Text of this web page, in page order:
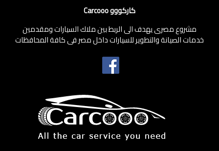
كاركووو Carcooo
مشروع مصرى يهدف الى الربط بين ملاك السيارات ومقدمين
خدمات الصيانة والتطوير للسيارات داخل مصر فى كافة المحافظات